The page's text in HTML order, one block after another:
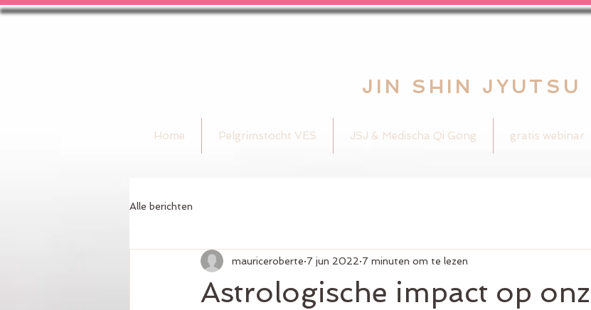
JIN SHIN JYUTSU
Home Pelgrimstocht VES JSJ & Medischa Qi Gong gratis webinar
Alle berichten
Astrologische impact op
mauriceroberte 7 jun 2022 7 minuten om te lezen